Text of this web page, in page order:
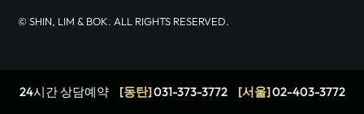
24시간 상담예약 [동탄]031-373-3772 [서울]02-403-3772
© SHIN, LIM & BOK. ALL RIGHTS RESERVED.